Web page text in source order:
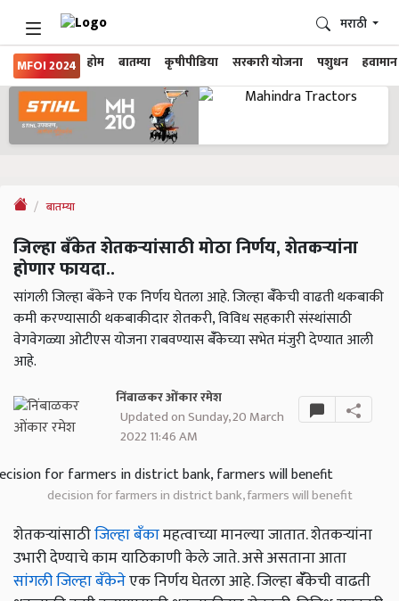
MFOI 2024 होम बातम्या कृषीपीडिया सरकारी योजना पशुधन हवामान
मराठी
बातम्या
जिल्हा बँकेत शेतकऱ्यांसाठी मोठा निर्णय, शेतकऱ्यांना
होणार फायदा..
सांगली जिल्हा बँकेने एक निर्णय घेतला आहे. जिल्हा बॅँकेची वाढती थकबाकी
कमी करण्यासाठी थकबाकीदार शेतकरी, विविध सहकारी संस्थांसाठी
वेगवेगळ्या ओटीएस योजना राबवण्यास बॅँकेच्या सभेत मंजुरी देण्यात आली
आहे.
निंबाळकर ओंकार रमेश
Updated on Sunday, 20 March
2022 11:46 AM
decision for farmers in district bank, farmers will benefit
शेतकऱ्यांसाठीजिल्हा बँकामहत्वाच्या मानल्या जातात. शेतकऱ्यांना
उभारी देण्याचे काम याठिकाणी केले जाते. असे असताना आता
सांगली जिल्हा बँकेनेएक निर्णय घेतला आहे. जिल्हा बॅँकेची वाढती